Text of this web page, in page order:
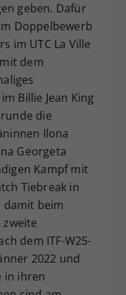
geben. Dafür
Doppelbewerb
im UTC La Ville
dem
Billie Jean King
die
Ilona
Georgeta
Kampf mit
Tiebreak in
damit beim
zweite
dem ITF-W25-
2022 und
in ihren